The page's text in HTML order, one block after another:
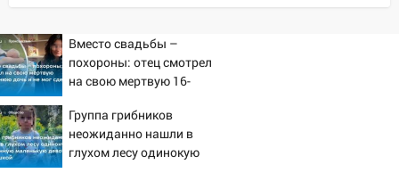
Орджоникидзе
13:47
На Нижней Террасе мощным
ветром вырвало дерево с корнем
13:46
Сильный ветер сорвал крышу с
СТО на проспекте Созидателей
Вместо свадьбы –
похороны: отец смотрел
на свою мертвую 16-
сдержать слезы
Группа грибников
неожиданно нашли в
глухом лесу одинокую